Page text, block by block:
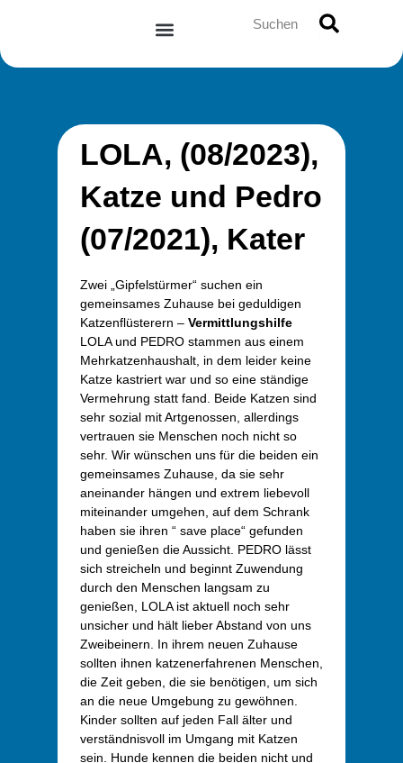
springen
Suche
LOLA, (08/2023),
Katze und Pedro
(07/2021), Kater
Zwei „Gipfelstürmer“ suchen ein
gemeinsames Zuhause bei geduldigen
Katzenflüsterern – Vermittlungshilfe
LOLA und PEDRO stammen aus einem
Mehrkatzenhaushalt, in dem leider keine
Katze kastriert war und so eine ständige
Vermehrung statt fand. Beide Katzen sind
sehr sozial mit Artgenossen, allerdings
vertrauen sie Menschen noch nicht so
sehr. Wir wünschen uns für die beiden ein
gemeinsames Zuhause, da sie sehr
aneinander hängen und extrem liebevoll
miteinander umgehen, auf dem Schrank
haben sie ihren “ save place“ gefunden
und genießen die Aussicht. PEDRO lässt
sich streicheln und beginnt Zuwendung
durch den Menschen langsam zu
genießen, LOLA ist aktuell noch sehr
unsicher und hält lieber Abstand von uns
Zweibeinern. In ihrem neuen Zuhause
sollten ihnen katzenerfahrenen Menschen,
die Zeit geben, die sie benötigen, um sich
an die neue Umgebung zu gewöhnen.
Kinder sollten auf jeden Fall älter und
verständnisvoll im Umgang mit Katzen
sein. Hunde kennen die beiden nicht und